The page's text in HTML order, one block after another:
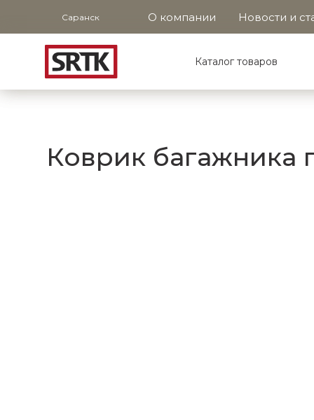
Саранск О компании Новости и
Каталог товаров
Коврик багажника